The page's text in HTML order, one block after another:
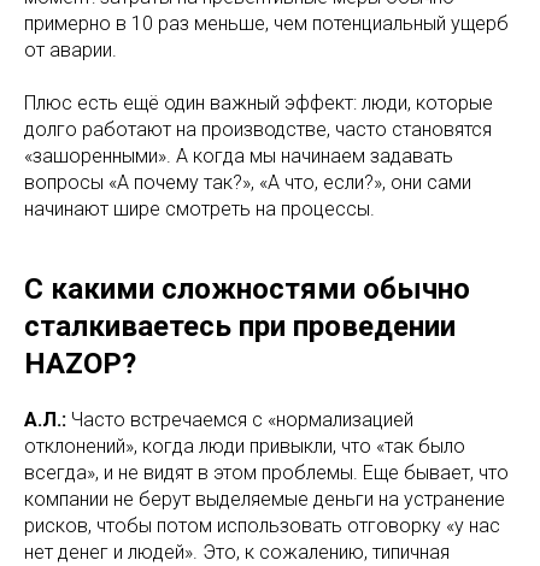
примерно в 10 раз меньше, чем потенциальный ущерб
от аварии.
Плюс есть ещё один важный эффект: люди, которые
долго работают на производстве, часто становятся
«зашоренными». А когда мы начинаем задавать
вопросы «А почему так?», «А что, если?», они сами
начинают шире смотреть на процессы.
С какими сложностями обычно
сталкиваетесь при проведении
HAZOP?
А.Л.: Часто встречаемся с «нормализацией
отклонений», когда люди привыкли, что «так было
всегда», и не видят в этом проблемы. Еще бывает, что
компании не берут выделяемые деньги на устранение
рисков, чтобы потом использовать отговорку «у нас
нет денег и людей». Это, к сожалению, типичная